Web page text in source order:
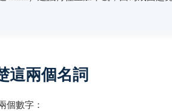
這兩個名詞
個數字：